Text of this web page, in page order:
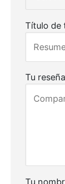
Título de
Tu reseña
Tu